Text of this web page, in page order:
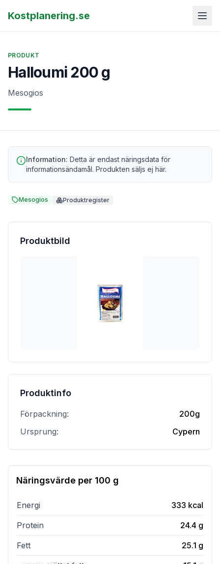
Kostplanering.se
PRODUKT
Halloumi 200 g
Mesogios
Information: Detta är endast näringsdata för
informationsändamål. Produkten säljs ej här.
Mesogios Produktregister
Produktbild
Produktinfo
Förpackning:
200g
Ursprung:
Cypern
Näringsvärde per 100 g
Energi 333 kcal
Protein 24.4 g
Fett 25.1 g